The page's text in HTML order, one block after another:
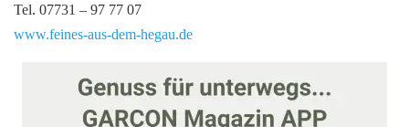
Tel. 07731 – 97 77 07
www.feines-aus-dem-hegau.de